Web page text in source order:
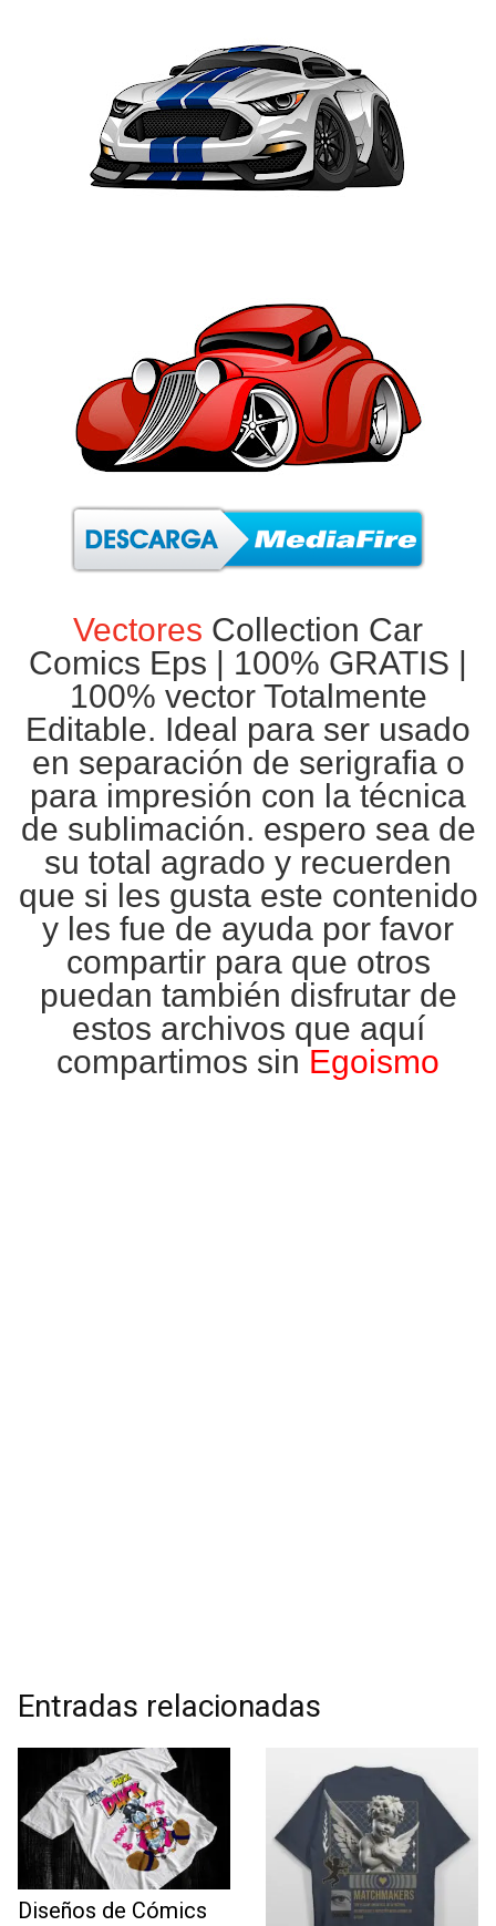
Vectores Collection Car
Comics Eps | 100% GRATIS |
100% vector Totalmente
Editable. Ideal para ser usado
en separación de serigrafiao
para impresión con la técnica
de sublimación. espero sea de
su total agrado y recuerden
que si les gusta este contenido
y les fue de ayuda por favor
compartir para que otros
puedan también disfrutar de
estos archivos que aquí
compartimos sin Egoismo
Entradas relacionadas
Diseños de Cómics